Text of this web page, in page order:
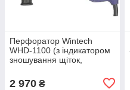
Перфоратор Wintech
WHD-1100 (з індикатором
зношування щіток,
2 970 ₴